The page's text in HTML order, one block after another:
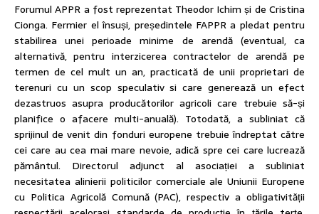
Forumul APPR a fost reprezentat Theodor Ichim și de Cristina
Cionga. Fermier el însuși, președintele FAPPR a pledat pentru
stabilirea unei perioade minime de arendă (eventual, ca
alternativă, pentru interzicerea contractelor de arendă pe
termen de cel mult un an, practicată de unii proprietari de
terenuri cu un scop speculativ si care generează un efect
dezastruos asupra producătorilor agricoli care trebuie să-și
planifice o afacere multi-anuală). Totodată, a subliniat că
sprijinul de venit din fonduri europene trebuie îndreptat către
cei care au cea mai mare nevoie, adică spre cei care lucrează
pământul. Directorul adjunct al asociației a subliniat
necesitatea alinierii politicilor comerciale ale Uniunii Europene
cu Politica Agricolă Comună (PAC), respectiv a obligativității